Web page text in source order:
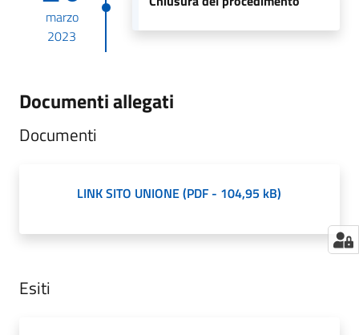
marzo
2023
Documenti allegati
Documenti
LINK SITO UNIONE(PDF - 104,95 kB)
Esiti